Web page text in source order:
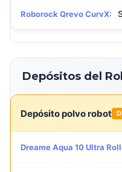
Roborock Qrevo CurvX:
Depósitos del
Depósito polvo robot
Dreame Aqua 10 Ultra